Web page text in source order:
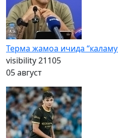
Терма жамоа ичида
visibility21105
05 август